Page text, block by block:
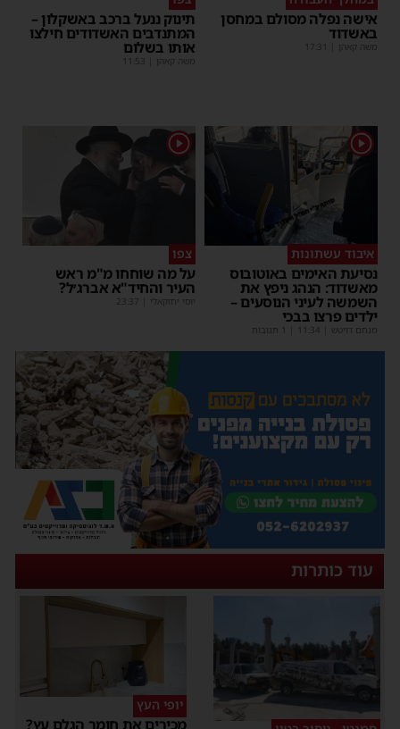
אישה נפלה מסולם במחסן
באשדוד
משה קאהן 17:31
תינוק ננעל ברכב באשקלון –
המתנדבים האשדודים חילצו
אותו בשלום
משה קאהן 11:53
1
איבוד עשתונות
נסיעת האימים באוטובוס
מאשדוד: הנהג ניפץ את
השמשה לעיני הנוסעים –
ילדים פרצו בבכי
מנחם דויטש 11:34
1
צפו
על מה שוחחו מ"מ ראש
העיר והחיד"א אברג׳ל?
יוסי יחזקאלי 23:37
עוד כותרות
יופי העץ
מכירים את חומר הגלם עץ?